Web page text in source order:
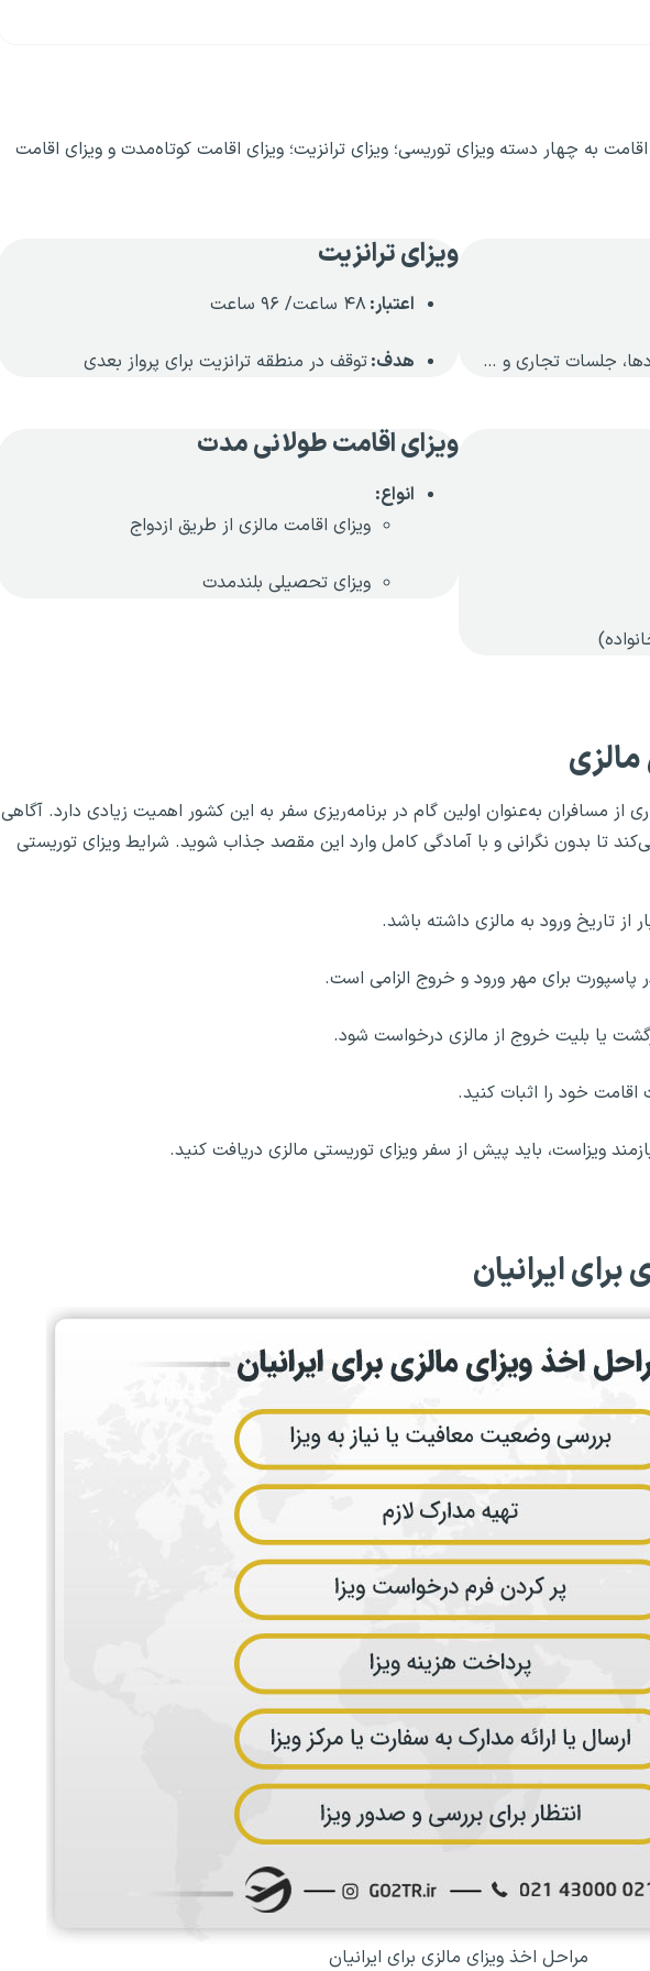
به چهار دسته ویزای توریسی؛ ویزای ترانزیت؛ ویزای اقامت کوتاه‌مدت و ویزای اقامت
جلسات تجاری و …
ویزای ترانزیت
اعتبار: ۴۸ ساعت/ ۹۶ ساعت
هدف:توقف در منطقه ترانزیت برای پرواز بعدی
ویزای اقامت طولانی مدت
انواع:
ویزای اقامت مالزی از طریق ازدواج
ویزای تحصیلی بلندمدت
از مسافران به‌عنوان اولین گام در برنامه‌ریزی سفر به این کشور اهمیت زیادی دارد. آگاهی
تا بدون نگرانی و با آمادگی کامل وارد این مقصد جذاب شوید. شرایط ویزای توریستی
برای مهر ورود و خروج الزامی است.
یا بلیت خروج از مالزی درخواست شود.
اقامت خود را اثبات کنید.
ویزاست، باید پیش از سفر ویزای توریستی مالزی دریافت کنید.
ایرانیان
مراحل اخذ ویزای مالزی برای ایرانیان